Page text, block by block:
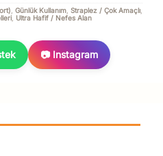
Günlük Kullanım Straplez / Çok Amaçlı
Ultra Hafif / Nefes Alan
📷 Instagram